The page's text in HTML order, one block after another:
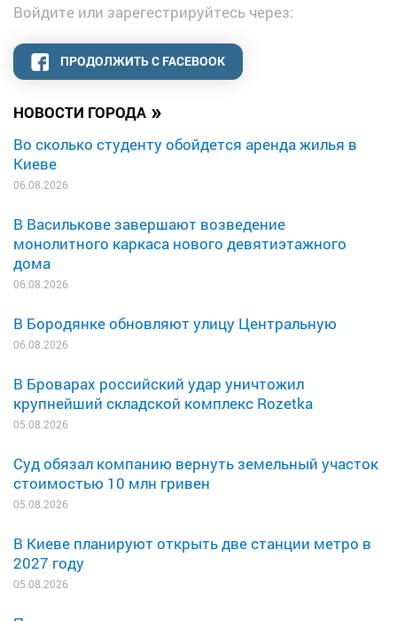
НОВОСТИ ГОРОДА »
Во сколько студенту обойдется аренда жилья в
Киеве
06.08.2026
В Василькове завершают возведение
монолитного каркаса нового девятиэтажного
дома
06.08.2026
В Бородянке обновляют улицу Центральную
06.08.2026
В Броварах российский удар уничтожил
крупнейший складской комплекс Rozetka
05.08.2026
Суд обязал компанию вернуть земельный участок
стоимостью 10 млн гривен
05.08.2026
В Киеве планируют открыть две станции метро в
2027 году
05.08.2026
Войдите или зарегестрируйтесь через:
ПРОДОЛЖИТЬ С FACEBOOK